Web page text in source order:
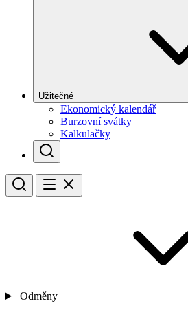
Užitečné
Ekonomický kalendář
Burzovní svátky
Kalkulačky
Odměny